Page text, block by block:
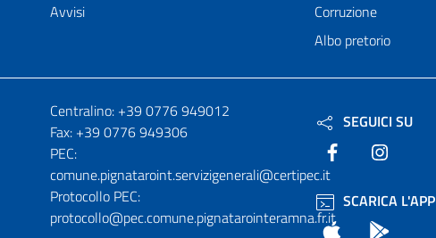
Avvisi
Corruzione
Albo pretorio
Numeri utili
Centralino: +39 0776 949012
Fax: +39 0776 949306
PEC:
comune.pignataroint.servizigenerali@certipec.it
Protocollo PEC:
protocollo@pec.comune.pignatarointeramna.fr.it
SEGUICI SU
Facebook
SCARICA L'APP
App Store